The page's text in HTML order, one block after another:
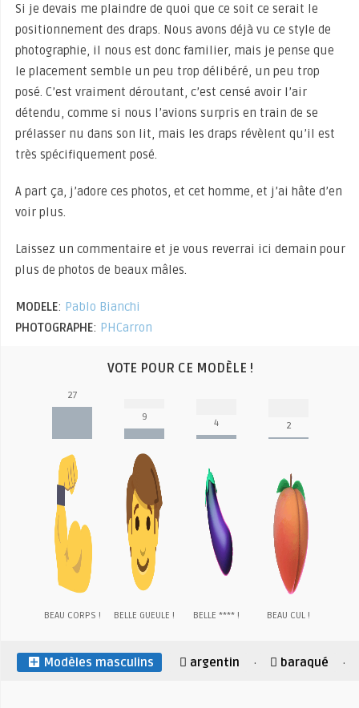
Si je devais me plaindre de quoi que ce soit ce serait le
positionnement des draps. Nous avons déjà vu ce style de
photographie, il nous est donc familier, mais je pense que
le placement semble un peu trop délibéré, un peu trop
posé. C’est vraiment déroutant, c’est censé avoir l’air
détendu, comme si nous l’avions surpris en train de se
prélasser nu dans son lit, mais les draps révèlent qu’il est
très spécifiquement posé.
A part ça, j’adore ces photos, et cet homme, et j’ai hâte d’en
voir plus.
Laissez un commentaire et je vous reverrai ici demain pour
plus de photos de beaux mâles.
MODELE: Pablo Bianchi
PHOTOGRAPHE: PHCarron
VOTE POUR CE MODÈLE !
27
BEAU CORPS !
9
BELLE GUEULE !
4
BELLE **** !
2
BEAU CUL !
Modèles masculins argentin · baraqué ·